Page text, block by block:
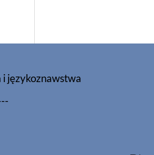
i językoznawstwa